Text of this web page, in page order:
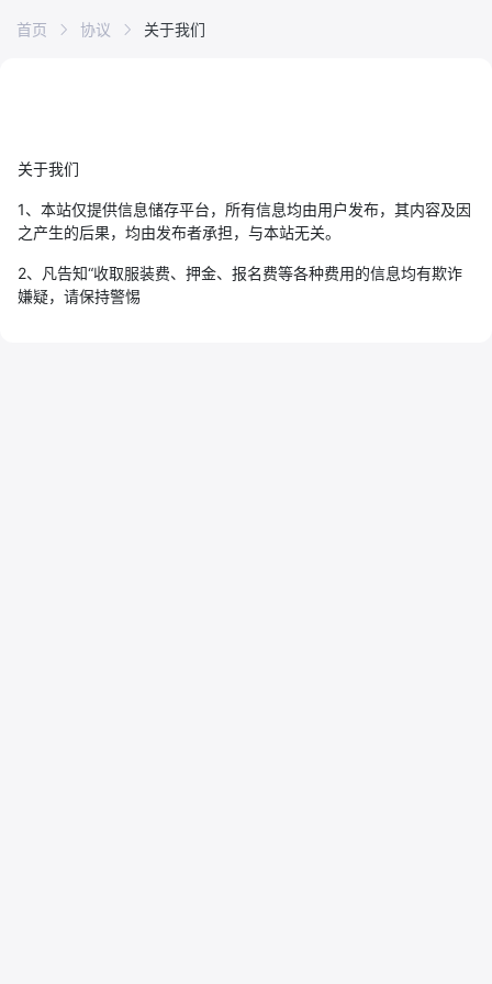
首页 协议 关于我们
关于我们
1、本站仅提供信息储存平台，所有信息均由用户发布，其内容及因
之产生的后果，均由发布者承担，与本站无关。
2、凡告知“收取服装费、押金、报名费等各种费用的信息均有欺诈
嫌疑，请保持警惕